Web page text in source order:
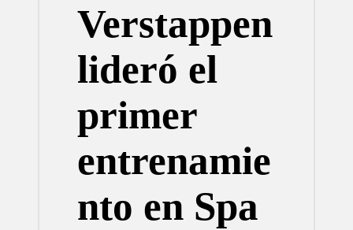
Verstappen
lideró el
primer
entrenamie
nto en Spa